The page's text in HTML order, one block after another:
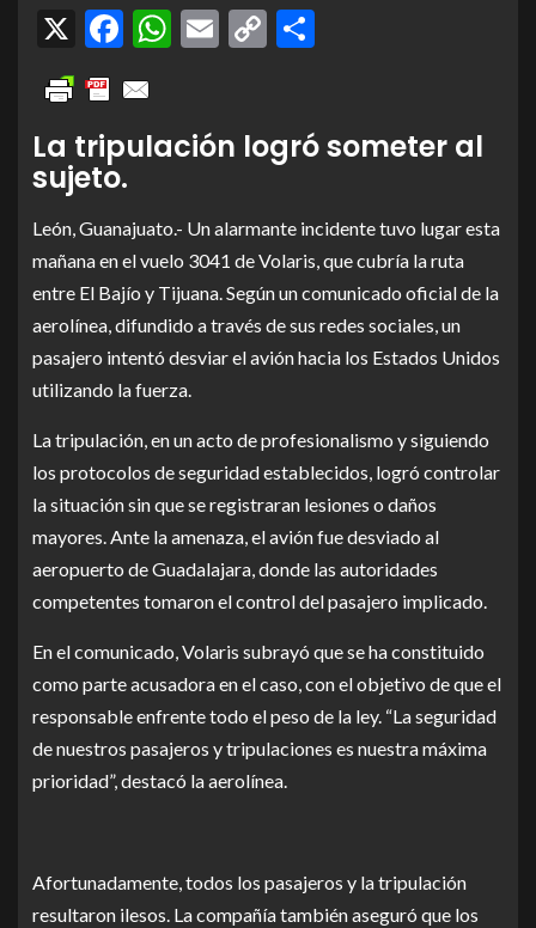
X Facebook
WhatsApp
Email
Copy
La tripulación logró someter al
sujeto.
León, Guanajuato.- Un alarmante incidente tuvo lugar esta
mañana en el vuelo 3041 de Volaris, que cubría la ruta
entre El Bajío y Tijuana. Según un comunicado oficial de la
aerolínea, difundido a través de sus redes sociales, un
pasajero intentó desviar el avión hacia los Estados Unidos
utilizando la fuerza.
La tripulación, en un acto de profesionalismo y siguiendo
los protocolos de seguridad establecidos, logró controlar
la situación sin que se registraran lesiones o daños
mayores. Ante la amenaza, el avión fue desviado al
aeropuerto de Guadalajara, donde las autoridades
competentes tomaron el control del pasajero implicado.
En el comunicado, Volaris subrayó que se ha constituido
como parte acusadora en el caso, con el objetivo de que el
responsable enfrente todo el peso de la ley. “La seguridad
de nuestros pasajeros y tripulaciones es nuestra máxima
prioridad”, destacó la aerolínea.
Afortunadamente, todos los pasajeros y la tripulación
resultaron ilesos. La compañía también aseguró que los